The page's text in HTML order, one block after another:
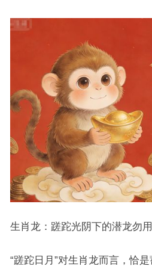
生肖龙：蹉跎光阴下的潜龙勿用
“蹉跎日月”对生肖龙而言，恰